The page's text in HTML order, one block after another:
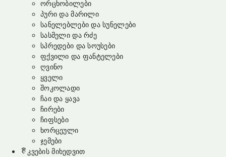
ორცხობილები
პური და მარილი
სანელებლები და სუნელები
სასმელი და რძე
სპრედები და სოუსები
ფქვილი და ფანტელები
ღვინო
ყველი
შოკოლადი
ჩაი და ყავა
ჩირები
ჩიფსები
ხორცეული
ჯემები
კვების მიხედვით